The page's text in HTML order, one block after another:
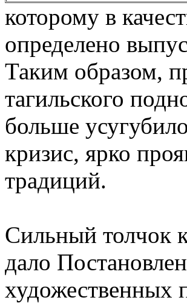
которому в
определено
Таким образом,
тагильского
больше
кризис, ярко
традиций.
Сильный толчок
дало
художественных